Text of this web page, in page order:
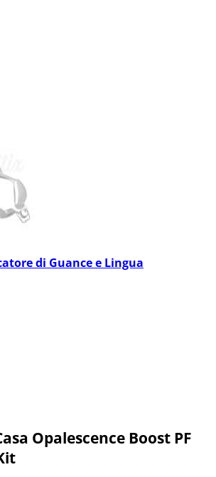
di Guance e Lingua
Opalescence Boost PF